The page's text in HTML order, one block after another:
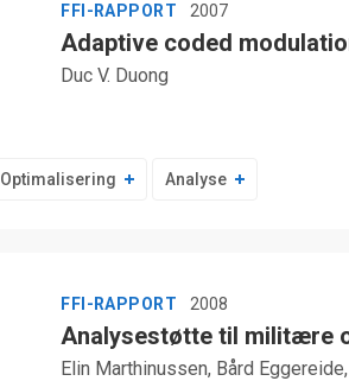
FFI-RAPPORT 2007
Adaptive coded
Duc V. Duong
Optimalisering Analyse
FFI-RAPPORT 2008
Analysestøtte til militære
Elin Marthinussen, Bård